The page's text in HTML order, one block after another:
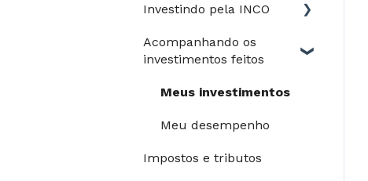
Jurídico
Investindo pela INCO
Perfil de risco
investimento
Acompanhando os
investimentos feitos
Meus investimentos
Meu desempenho
Impostos e tributos